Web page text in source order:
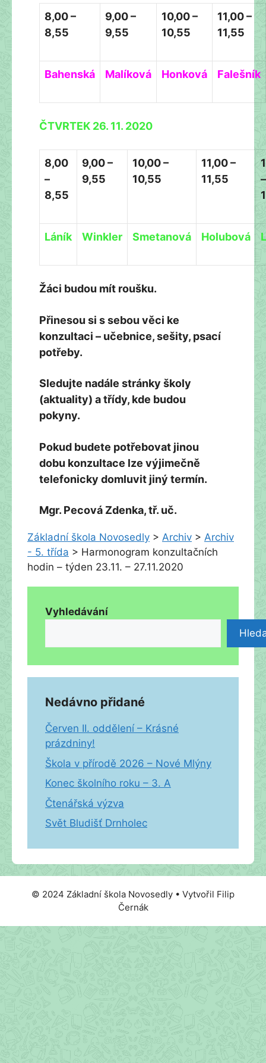
8,00 –
8,55
9,00 –
9,55
10,00 –
10,55
11,00 –
11,55
Bahenská Malíková Honková Falešník
ČTVRTEK 26. 11. 2020
8,00
–
8,55
9,00 –
9,55
10,00 –
10,55
11,00 –
11,55
–
Láník Winkler Smetanová Holubová
Žáci budou mít roušku.
Přinesou si s sebou věci ke
konzultaci – učebnice, sešity, psací
potřeby.
Sledujte nadále stránky školy
(aktuality) a třídy, kde budou
pokyny.
Pokud budete potřebovat jinou
dobu konzultace lze výjimečně
telefonicky domluvit jiný termín.
Mgr. Pecová Zdenka, tř. uč.
Základní škola Novosedly > Archiv > Archiv
- 5. třída > Harmonogram konzultačních
hodin – týden 23.11. – 27.11.2020
Vyhledávání
Nedávno přidané
Červen II. oddělení – Krásné
prázdniny!
Škola v přírodě 2026 – Nové Mlýny
Konec školního roku – 3. A
Čtenářská výzva
Svět Bludišť Drnholec
© 2024 Základní škola Novosedly • Vytvořil Filip
Černák